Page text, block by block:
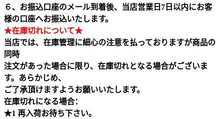
６、お振込口座のメール到着後、当店営業日7日以内にお客
様の口座へお振込いたします。
★在庫切れについて★
当店では、在庫管理に細心の注意を払っておりますが商品の
同時
注文があった場合に限り、在庫切れとなる場合がございま
す。あらかじめ、
ご了承頂けますようお願いいたします。
在庫切れになる場合：
★1 再入荷お待ち下さい。